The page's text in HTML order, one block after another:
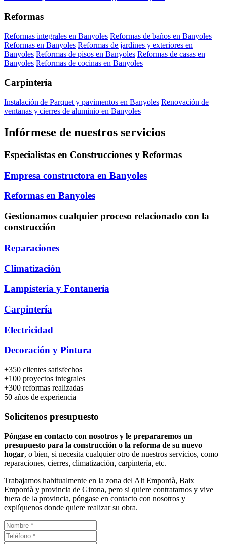
Reformas
Reformas integrales en Banyoles Reformas de baños en Banyoles
Reformas en Banyoles Reformas de jardines y exteriores en
Banyoles Reformas de pisos en Banyoles Reformas de casas en
Banyoles Reformas de cocinas en Banyoles
Carpintería
Instalación de Parquet y pavimentos en Banyoles Renovación de
ventanas y cierres de aluminio en Banyoles
Infórmese de nuestros servicios
Especialistas en Construcciones y Reformas
Empresa constructora en Banyoles
Reformas en Banyoles
Gestionamos cualquier proceso relacionado con la
construcción
Reparaciones
Climatización
Lampistería y Fontanería
Carpintería
Electricidad
Decoración y Pintura
+350 clientes satisfechos
+100 proyectos integrales
+300 reformas realizadas
50 años de experiencia
Solicítenos presupuesto
Póngase en contacto con nosotros y le prepararemos un
presupuesto para la construcción o la reforma de su nuevo
hogar, o bien, si necesita cualquier otro de nuestros servicios, como
reparaciones, cierres, climatización, carpintería, etc.
Trabajamos habitualmente en la zona del Alt Empordà, Baix
Empordà y provincia de Girona, pero si quiere contratarnos y vive
fuera de la provincia, póngase en contacto con nosotros y
explíquenos donde quiere realizar su obra.